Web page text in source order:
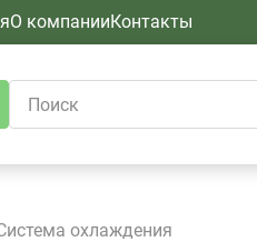
О компанииКонтакты
охлаждения